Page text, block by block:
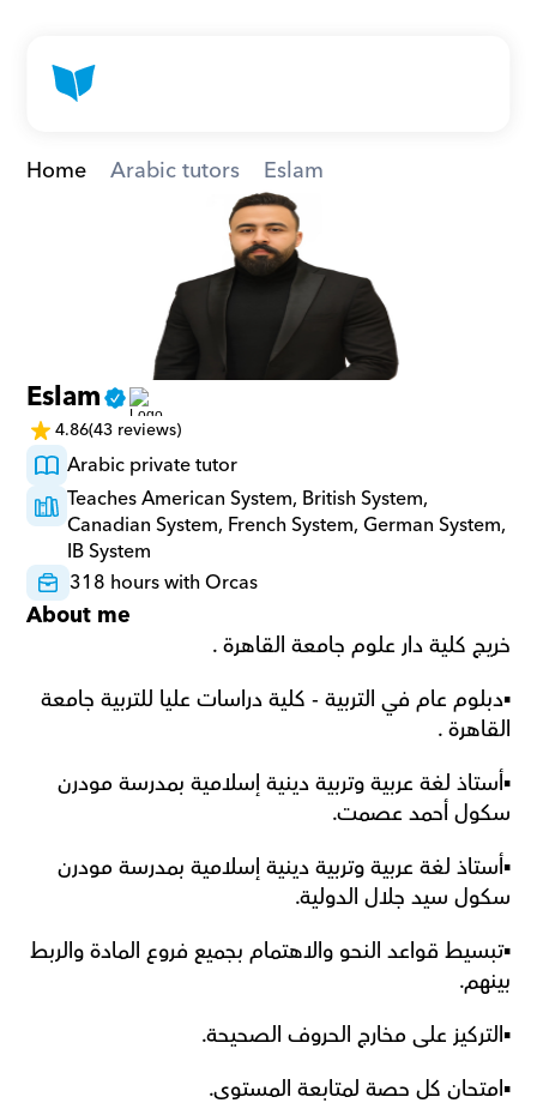
Home Arabic tutors Eslam
Eslam
4.86(43 reviews)
Arabic private tutor
Teaches American System, British System,
Canadian System, French System, German System,
IB System
318 hours with Orcas
About me
خريج كلية دار علوم جامعة القاهرة .
القاهرة .
سكول أحمد عصمت.
سكول سيد جلال الدولية.
بينهم.
▪️التركيز على مخارج الحروف الصحيحة.
▪️امتحان كل حصة لمتابعة المستوى.